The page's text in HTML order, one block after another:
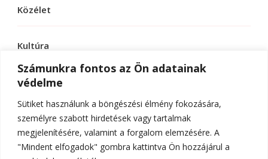
Számunkra fontos az Ön adatainak
védelme
Sütiket használunk a böngészési élmény fokozására,
személyre szabott hirdetések vagy tartalmak
megjelenítésére, valamint a forgalom elemzésére. A
"Mindent elfogadok" gombra kattintva Ön hozzájárul a
Közélet
Kultúra
Sport
Tudomány